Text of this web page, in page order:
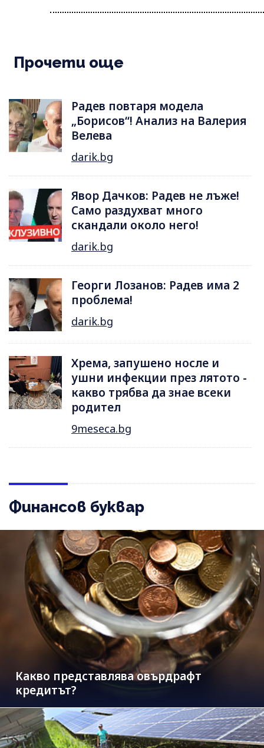
Прочети още
Радев повтаря модела
„Борисов“! Анализ на Валерия
Велева
darik.bg
Явор Дачков: Радев не лъже!
Само раздухват много
скандали около него!
darik.bg
Георги Лозанов: Радев има 2
проблема!
darik.bg
Хрема, запушено носле и
ушни инфекции през лятотo -
какво трябва да знае всеки
родител
9meseca.bg
Финансов буквар
Какво представлява овърдрафт
кредитът?